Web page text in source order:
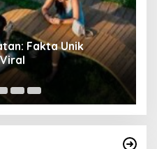
Fakta Unik